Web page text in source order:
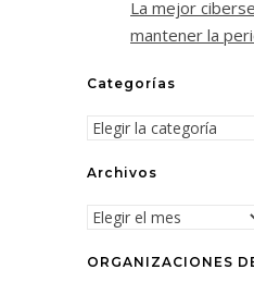
La mejor
mantener la
Categorías
Categorías
Archivos
Archivos
ORGANIZACIONES